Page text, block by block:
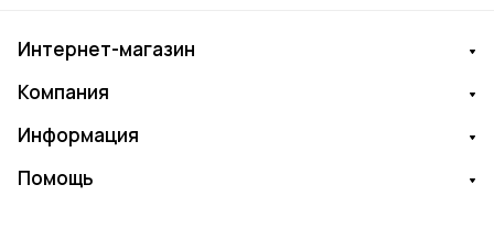
Интернет-магазин
Компания
Информация
Помощь